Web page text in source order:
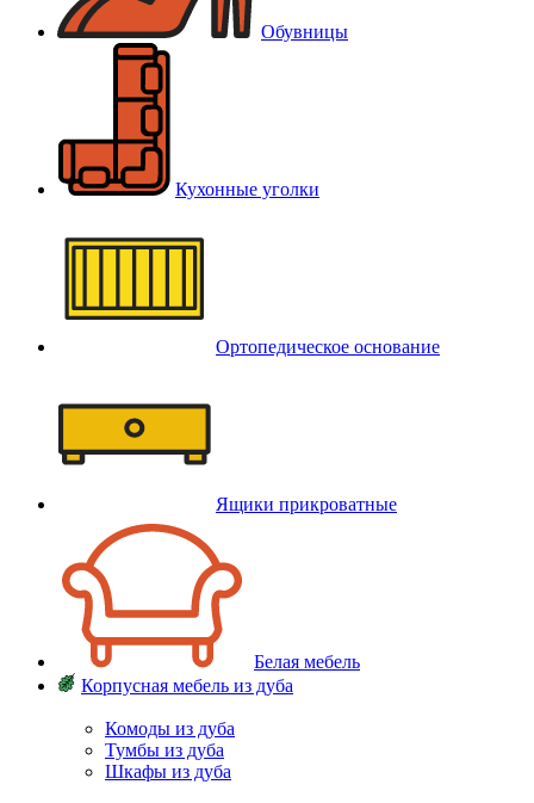
Обувницы
Кухонные уголки
Ортопедическое основание
Ящики прикроватные
Белая мебель
Корпусная мебель из дуба
Комоды из дуба
Тумбы из дуба
Шкафы из дуба